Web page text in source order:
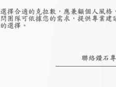
選擇合適的克拉數，應兼顧個人風格
問團隊可依據您的需求，提供專業
的選擇。
聯絡鑽石